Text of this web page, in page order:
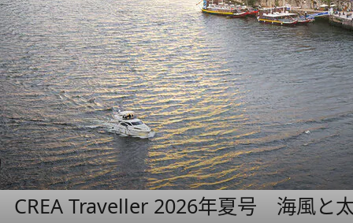
CREA Traveller 2026年夏号 海風と